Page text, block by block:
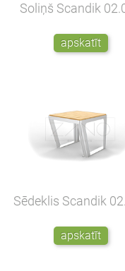
Soliņš Scandik
apskatīt
Sēdeklis Scandik
apskatīt